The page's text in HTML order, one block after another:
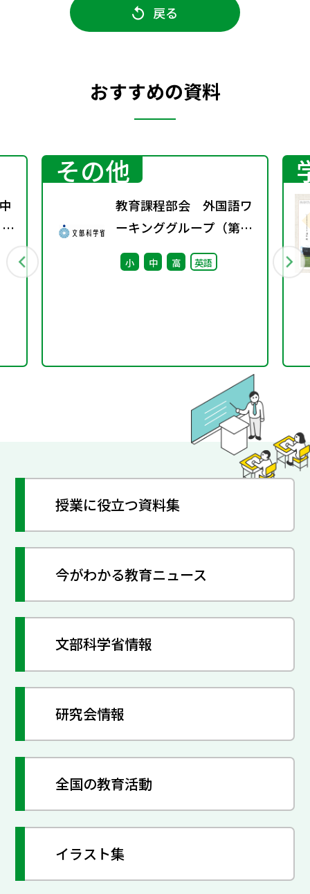
戻る
おすすめの資料
その他
教育課程部会 外国語ワ
ーキンググループ（第2
回） 配付資料
小 中 高 英語
授業に役立つ資料集
今がわかる教育ニュース
文部科学省情報
研究会情報
全国の教育活動
イラスト集